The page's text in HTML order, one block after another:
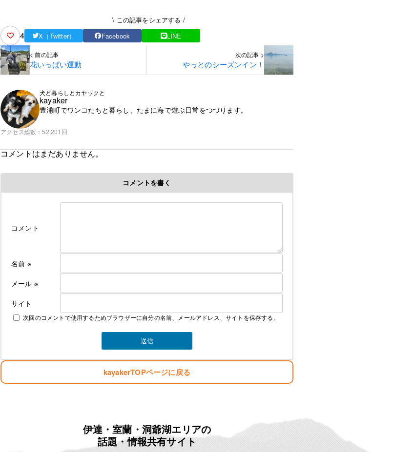
4
\ この記事をシェアする /
X（Twitter）
Facebook LINE
< 前の記事
花いっぱい運動
次の記事 >
やっとのシーズンイン！
犬と暮らしとカヤックと
kayaker
豊浦町でワンコたちと暮らし、たまに海で遊ぶ日常をつづります。
アクセス総数 52,201回
コメントはまだありません。
コメントを書く
コメント
名前 ※
メール ※
サイト
次回のコメントで使用するためブラウザーに自分の名前、メールアドレス、サイトを保存する。
kayakerTOPページに戻る
伊達・室蘭・洞爺湖エリアの
話題・情報共有サイト